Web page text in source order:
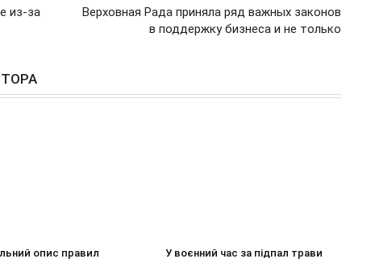
из-за
Верховная Рада приняла ряд важных законов
в поддержку бизнеса и не только
опис правил
У воєнний час за підпал трави